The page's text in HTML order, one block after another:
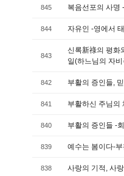
845 복음선포의 사명
844 자유인 -영에서
843
신록新祿의 평화
일(하느님의 자
842 부활의 증인들,
841 부활하신 주님의
840 부활의 증인들 -
839 예수는 봄이다-
838 사랑의 기적, 사